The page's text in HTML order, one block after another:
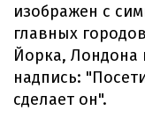
изображен с
главных
Йорка, Лондона
надпись:
сделает он".